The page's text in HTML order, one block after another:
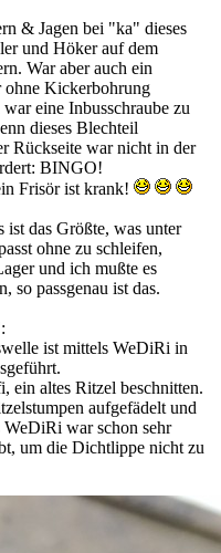
& Jagen bei "ka" dieses
und Höker auf dem
War aber auch ein
Kickerbohrung
eine Inbusschraube zu
dieses Blechteil
Rückseite war nicht in der
BINGO!
Frisör ist krank!
das Größte, was unter
ohne zu schleifen,
und ich mußte es
so passgenau ist das.
ist mittels WeDiRi in
ein altes Ritzel beschnitten.
aufgefädelt und
war schon sehr
um die Dichtlippe nicht zu